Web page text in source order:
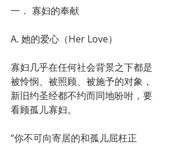
一． 寡妇的奉献
A. 她的爱心（Her Love）
寡妇几乎在任何社会背景之下都是
被怜悯、被照顾、被施予的对象，
新旧约圣经都不约而同地吩咐，要
看顾孤儿寡妇。
“你不可向寄居的和孤儿屈枉正